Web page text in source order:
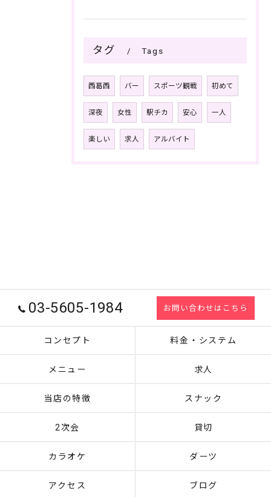
タグ Tags
西葛西 バー スポーツ観戦 初めて
深夜 女性 駅チカ 安心 一人
楽しい 求人 アルバイト
03-5605-1984 お問い合わせはこちら
コンセプト 料金・システム
メニュー 求人
当店の特徴 スナック
2次会 貸切
カラオケ ダーツ
アクセス ブログ